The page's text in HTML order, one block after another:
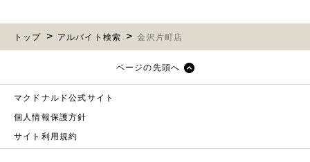
トップ アルバイト検索 金沢片町店
ページの先頭へ
マクドナルド公式サイト
個人情報保護方針
サイト利用規約